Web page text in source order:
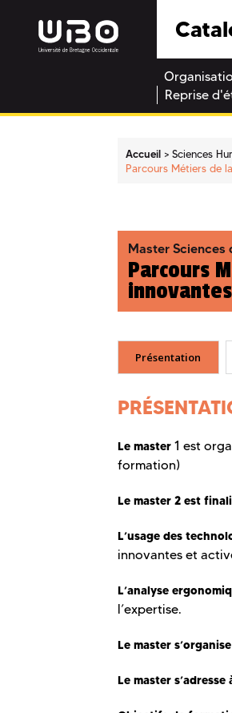
Reprise
Accueil Sciences
Parcours Métiers de
Master
Parcours
innovantes
Présentation
Le master 1 est
formation)
Le master 2 est
L’usage des
innovantes et
L’analyse
l’expertise.
Le master
Le master